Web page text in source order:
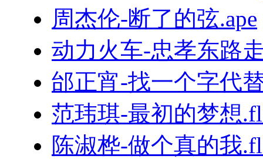
周杰伦-断了的弦.ape
动力火车-忠孝东路
邰正宵-找一个字代
范玮琪-最初的梦想
陈淑桦-做个真的我